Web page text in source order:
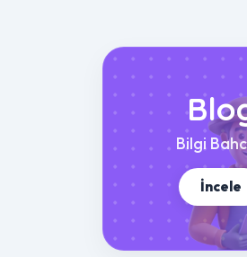
Bilgi
İncele